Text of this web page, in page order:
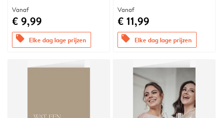
Vanaf
€ 9,99
offers Elke dag lage prijzen
Vanaf
€ 11,99
offers Elke dag lage prijzen